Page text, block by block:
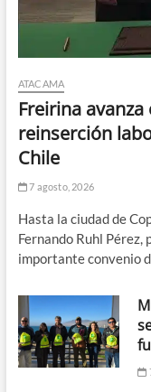
ATACAMA
Freirina
reinserción
Chile
7 agosto, 2026
Hasta la ciudad de
Fernando Ruhl
importante convenio